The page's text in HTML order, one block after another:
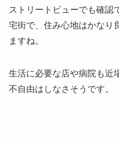
ストリートビューでも確認
宅街で、住み心地はかなり
ますね。
生活に必要な店や病院も近
不自由はしなさそうです。